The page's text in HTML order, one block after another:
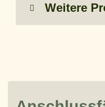
Weitere